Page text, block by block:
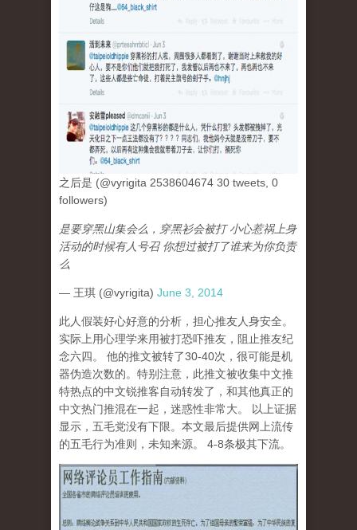
之后是 (@vyrigita 2538604674 30 tweets, 0
followers)
是要穿黑山集会么，穿黑衫会被打 小心惹祸上身
活动的时候有人号召 你想过被打了谁来为你负责
么
— 王琪 (@vyrigita) June 3, 2014
此人假装好心好意的分析，担心推友人身安全。
实际上用心理学来用被打恐吓推友，阻止推友纪
念六四。 他的推文被转了30-40次，很可能是机
器伪造次数的。特别注意，此推文被收集中文推
特热点的中文锐推客自动转发了，和其他真正的
中文热门推混在一起，迷惑性非常大。 以上证据
显示，五毛党没有下限。本文最后提供网上流传
的五毛行为准则，未知来源。 4-8条极其下流。